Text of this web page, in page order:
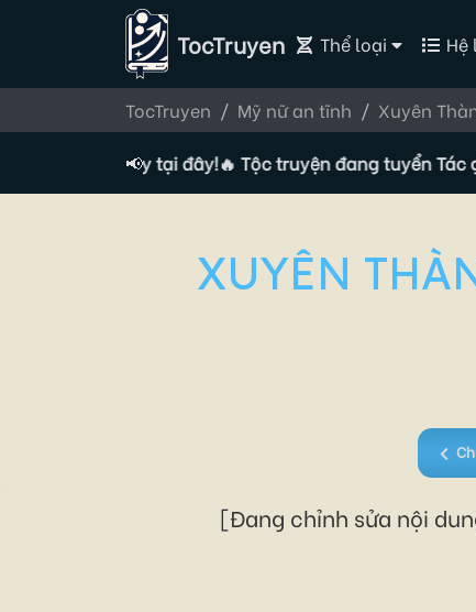
TocTruyen Thể loại Hệ
TocTruyen Mỹ nữ an tĩnh Xuyên
📢
ký ngay tại đây!🔥 Tộc truyện đang tuyển Tác giả,
XUYÊN
[Đang chỉnh sửa nội